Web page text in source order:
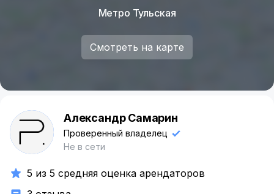
Метро Тульская
Смотреть на карте
А Александр Самарин
Проверенный владелец
Не в сети
5 из 5 средняя оценка арендаторов